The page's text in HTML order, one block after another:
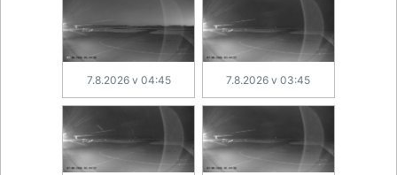
7.8.2026 v 04:45 7.8.2026 v 03:45